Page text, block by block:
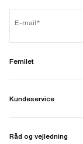
E-mail
Femilet
Kundeservice
Råd og vejledning